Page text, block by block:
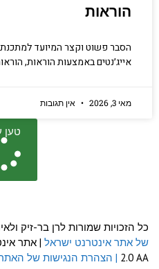
הוראות
הסבר פשוט וקצר המיועד
אייג׳נטים באמצעות הוראות,
מאי 3, 2026 אין תגובות
טען
כל הזכויות שמורות לרן בר-זיק
של אתר אינטרנט ישראל
2.0 AA | הצהרת הנגישות של